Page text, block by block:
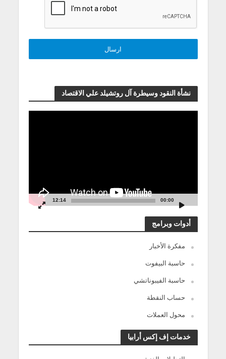
نشأة النقود وسيطرة آل روتشيلد علي الاقتصاد
00:00
12:14
أدوات وبرامج
مفكرة الأخبار
حاسبة البيفوت
حاسبة الفيبوناتشي
حساب النقطة
محول العملات
خدمات إف إكس أرابيا